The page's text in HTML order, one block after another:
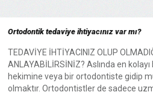
Ortodontik tedaviye ihtiyacınız var mı?
TEDAVİYE İHTİYACINIZ OLUP
ANLAYABİLİRSİNİZ? Aslında en kolayı
hekimine veya bir ortodontiste gidip
olmaktır. Ortodontistler de sadece